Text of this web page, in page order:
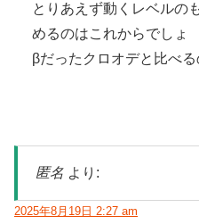
とりあえず動くレベルの
めるのはこれからでしょ
βだったクロオデと比べ
匿名 より:
2025年8月19日 2:27 am